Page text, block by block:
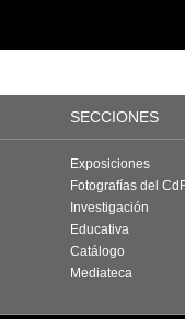
SECCIONES
Exposiciones
Fotografías del
Investigación
Educativa
Catálogo
Mediateca